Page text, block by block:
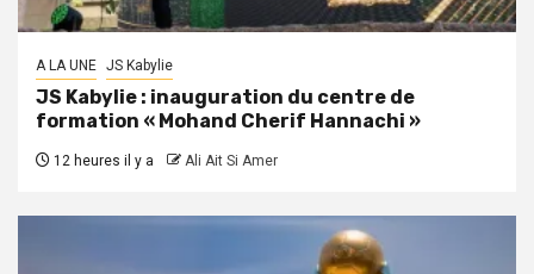
A LA UNE JS Kabylie
JS Kabylie : inauguration du centre de
formation « Mohand Cherif Hannachi »
12 heures il y a Ali Ait Si Amer